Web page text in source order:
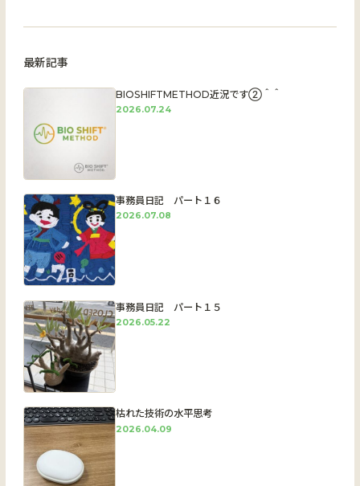
最新記事
BIOSHIFTMETHOD近況です②＾＾
2026.07.24
事務員日記 パート１６
2026.07.08
事務員日記 パート１５
2026.05.22
枯れた技術の水平思考
2026.04.09